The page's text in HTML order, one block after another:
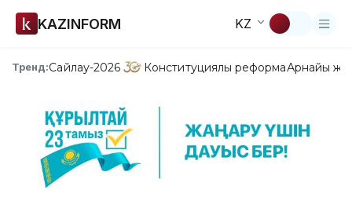
KAZINFORM KZ
Тренд:Сайлау-2026 Конституциялық реформаАрнайы